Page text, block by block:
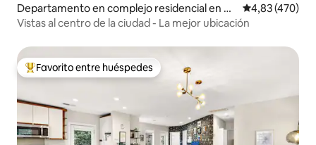
Departamento en complejo residencial en At
lanta
Calificación
4,83 (470)
Vistas al centro de la ciudad - La mejor ubicación
Favorito entre los huéspedes más destacados
Favorito entre huéspedes